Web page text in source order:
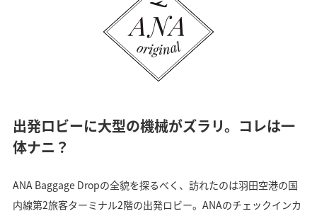
出発ロビーに大型の機械がズラリ。コレは一
体ナニ？
ANA Baggage Dropの全貌を探るべく、訪れたのは羽田空港の国
内線第2旅客ターミナル2階の出発ロビー。ANAのチェックインカ